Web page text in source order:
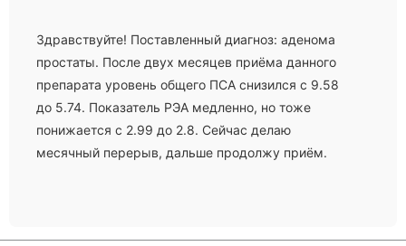
Здравствуйте! Поставленный диагноз: аденома
простаты. После двух месяцев приёма данного
препарата уровень общего ПСА снизился с 9.58
до 5.74. Показатель РЭА медленно, но тоже
понижается с 2.99 до 2.8. Сейчас делаю
месячный перерыв, дальше продолжу приём.